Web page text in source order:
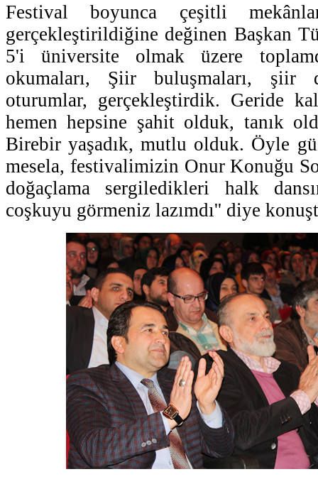
Festival boyunca çeşitli
gerçekleştirildiğine değinen Başkan
5'i üniversite olmak üzere
okumaları, Şiir buluşmaları, şiir
oturumlar, gerçekleştirdik. Geride
hemen hepsine şahit olduk, tanık
Birebir yaşadık, mutlu olduk. Öyle
mesela, festivalimizin Onur Konuğu
doğaçlama sergiledikleri halk
coşkuyu görmeniz lazımdı'' diye